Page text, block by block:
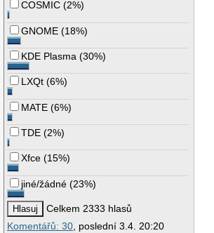
COSMIC (2%)
GNOME (18%)
KDE Plasma (30%)
LXQt (6%)
MATE (6%)
TDE (2%)
Xfce (15%)
jiné/žádné (23%)
Celkem 2333 hlasů
Komentářů: 30, poslední 3.4. 20:20